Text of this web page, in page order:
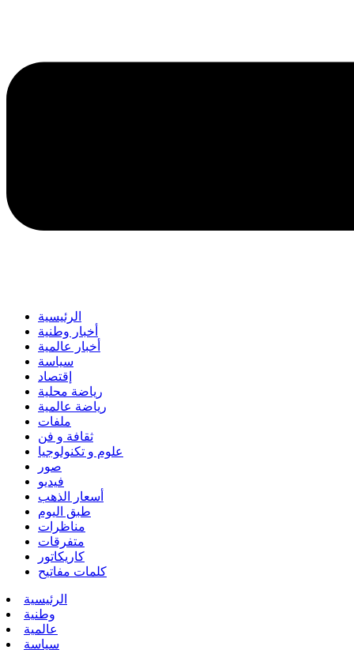
الرئيسية
أخبار وطنية
أخبار عالمية
سياسة
إقتصاد
رياضة محلية
رياضة عالمية
ملفات
ثقافة و فن
علوم و تكنولوجيا
صور
فيديو
أسعار الذهب
طبق اليوم
مناظرات
متفرقات
كاريكاتور
كلمات مفاتيح
الرئيسية
وطنية
عالمية
سياسة